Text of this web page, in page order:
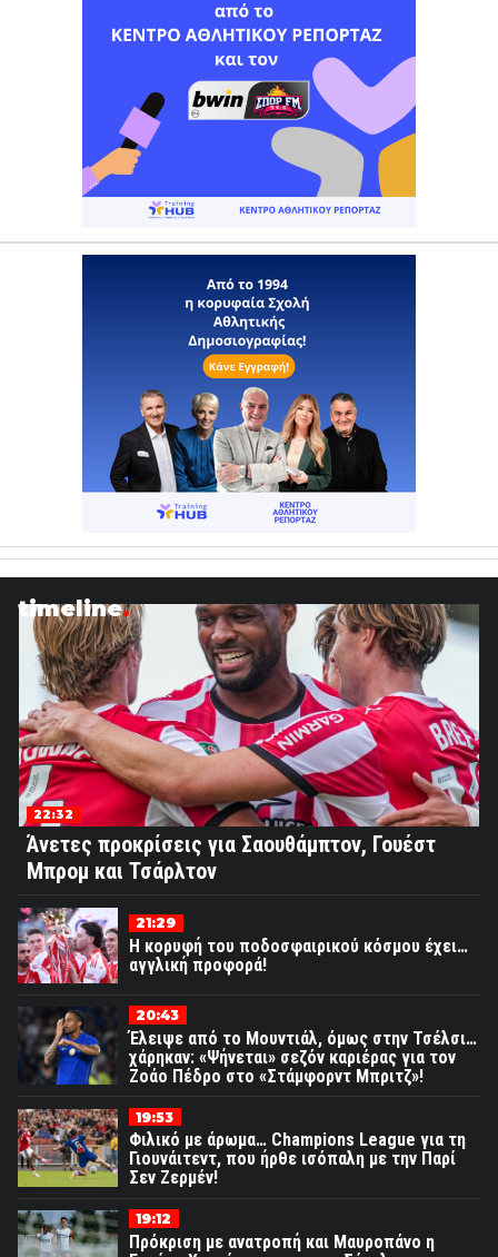
timeline
22:32
Άνετες προκρίσεις για Σαουθάμπτον, Γουέστ
Μπρομ και Τσάρλτον
21:29
Η κορυφή του ποδοσφαιρικού κόσμου έχει…
αγγλική προφορά!
20:43
Έλειψε από το Μουντιάλ, όμως στην Τσέλσι…
χάρηκαν: «Ψήνεται» σεζόν καριέρας για τον
Ζοάο Πέδρο στο «Στάμφορντ Μπριτζ»!
19:53
Φιλικό με άρωμα… Champions League για τη
Γιουνάιτεντ, που ήρθε ισόπαλη με την Παρί
Σεν Ζερμέν!
19:12
Πρόκριση με ανατροπή και Μαυροπάνο η